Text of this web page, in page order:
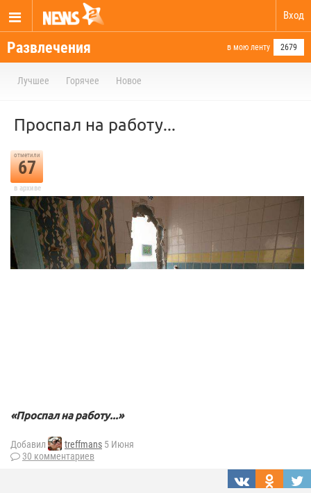
Вход
Развлечения в мою ленту 2679
Лучшее Горячее Новое
Проспал на работу...
отметили
67
в архиве
«Проспал на работу...»
Добавил treffmans 5 Июня
30 комментариев